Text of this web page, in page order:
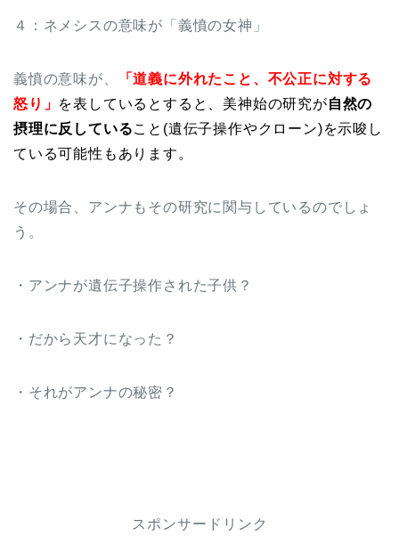
４：ネメシスの意味が「義憤の女神」
義憤の意味が、
「道義に外れたこと、不公正に対する
怒り」 を表しているとすると、美神始の研究が自然の
摂理に反していること(遺伝子操作やクローン)を示唆し
ている可能性もあります。
その場合、アンナもその研究に関与しているのでしょ
う。
・アンナが遺伝子操作された子供？
・だから天才になった？
・それがアンナの秘密？
スポンサードリンク